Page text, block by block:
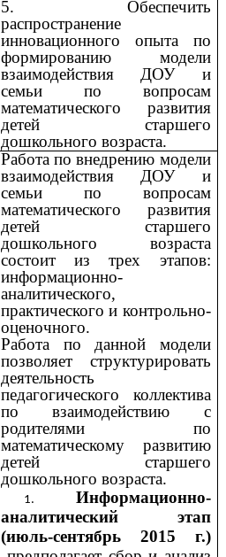
5. Обеспечить
распространение
инновационного опыта по
формированию модели
взаимодействия ДОУ и
семьи по вопросам
математического развития
детей старшего
дошкольного возраста.
Работа по внедрению модели
взаимодействия ДОУ и
семьи по вопросам
математического развития
детей старшего
дошкольного возраста
состоит из трех этапов:
информационно-
аналитического,
практического и контрольно-
оценочного.
Работа по данной модели
позволяет структурировать
деятельность
педагогического коллектива
по взаимодействию с
родителями по
математическому развитию
детей старшего
дошкольного возраста.
Информационно-
аналитический этап
(июль-сентябрь 2015 г.)